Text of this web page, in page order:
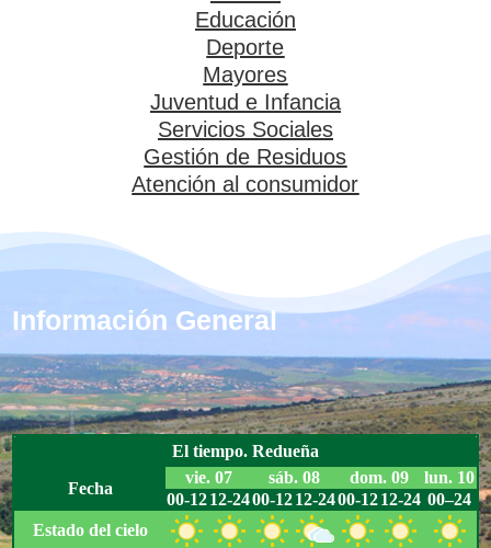
Educación
Deporte
Mayores
Juventud e Infancia
Servicios Sociales
Gestión de Residuos
Atención al consumidor
Información General